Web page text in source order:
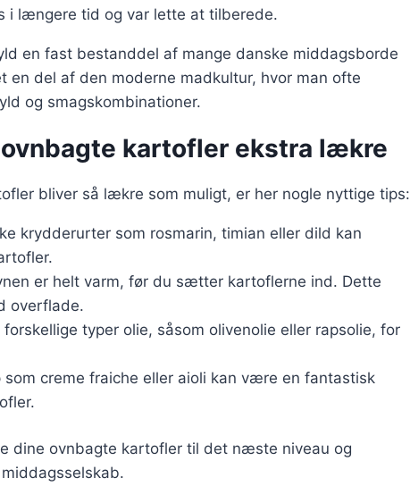
i længere tid og var lette at tilberede.
en fast bestanddel af mange danske middagsborde
en del af den moderne madkultur, hvor man ofte
og smagskombinationer.
kartofler ekstra lækre
bliver så lækre som muligt, er her nogle nyttige tips:
krydderurter som rosmarin, timian eller dild kan
er helt varm, før du sætter kartoflerne ind. Dette
overflade.
forskellige typer olie, såsom olivenolie eller rapsolie, for
creme fraiche eller aioli kan være en fantastisk
dine ovnbagte kartofler til det næste niveau og